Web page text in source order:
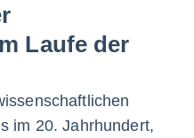
Laufe der
im 20. Jahrhundert,